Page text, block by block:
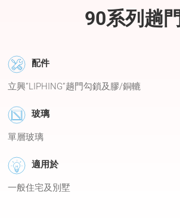
90系列趟門
配件
立興”LIPHING”趟門勾鎖及膠/銅轆
玻璃
單層玻璃
適用於
一般住宅及別墅